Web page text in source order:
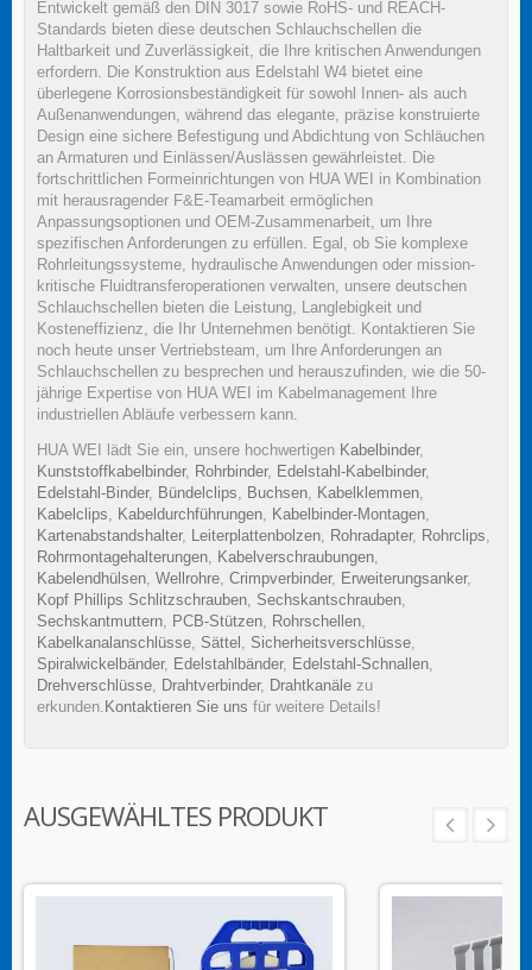
Entwickelt gemäß den DIN 3017 sowie RoHS- und REACH-
Standards bieten diese deutschen Schlauchschellen die
Haltbarkeit und Zuverlässigkeit, die Ihre kritischen Anwendungen
erfordern. Die Konstruktion aus Edelstahl W4 bietet eine
überlegene Korrosionsbeständigkeit für sowohl Innen- als auch
Außenanwendungen, während das elegante, präzise konstruierte
Design eine sichere Befestigung und Abdichtung von Schläuchen
an Armaturen und Einlässen/Auslässen gewährleistet. Die
fortschrittlichen Formeinrichtungen von HUA WEI in Kombination
mit herausragender F&E-Teamarbeit ermöglichen
Anpassungsoptionen und OEM-Zusammenarbeit, um Ihre
spezifischen Anforderungen zu erfüllen. Egal, ob Sie komplexe
Rohrleitungssysteme, hydraulische Anwendungen oder mission-
kritische Fluidtransferoperationen verwalten, unsere deutschen
Schlauchschellen bieten die Leistung, Langlebigkeit und
Kosteneffizienz, die Ihr Unternehmen benötigt. Kontaktieren Sie
noch heute unser Vertriebsteam, um Ihre Anforderungen an
Schlauchschellen zu besprechen und herauszufinden, wie die 50-
jährige Expertise von HUA WEI im Kabelmanagement Ihre
industriellen Abläufe verbessern kann.
HUA WEI lädt Sie ein, unsere hochwertigen Kabelbinder,
Kunststoffkabelbinder, Rohrbinder, Edelstahl-Kabelbinder,
Edelstahl-Binder, Bündelclips, Buchsen, Kabelklemmen,
Kabelclips, Kabeldurchführungen, Kabelbinder-Montagen,
Kartenabstandshalter, Leiterplattenbolzen, Rohradapter, Rohrclips,
Rohrmontagehalterungen, Kabelverschraubungen,
Kabelendhülsen, Wellrohre, Crimpverbinder, Erweiterungsanker,
Kopf Phillips Schlitzschrauben, Sechskantschrauben,
Sechskantmuttern, PCB-Stützen, Rohrschellen,
Kabelkanalanschlüsse, Sättel , Sicherheitsverschlüsse,
Spiralwickelbänder, Edelstahlbänder, Edelstahl-Schnallen,
Drehverschlüsse, Drahtverbinder, Drahtkanäle zu
erkunden. Kontaktieren Sie uns für weitere Details!
AUSGEWÄHLTES PRODUKT